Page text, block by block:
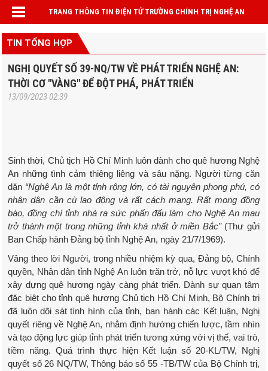
TRANG THÔNG TIN ĐIỆN TỬ TRƯỜNG CHÍNH TRỊ NGHỆ AN
TIN TỔNG HỢP
NGHỊ QUYẾT SỐ 39-NQ/TW VỀ PHÁT TRIỂN NGHỆ AN:
THỜI CƠ "VÀNG" ĐỂ ĐỘT PHÁ, PHÁT TRIỂN
13/09/2023 02:39
Sinh thời, Chủ tịch Hồ Chí Minh luôn dành cho quê hương Nghệ
An những tình cảm thiêng liêng và sâu nặng. Người từng căn
dặn “Nghệ An là một tỉnh rộng lớn, có tài nguyên phong phú, có
nhân dân cần cù lao động và rất cách mạng. Rất mong đồng
bào, đồng chí tỉnh nhà ra sức phấn đấu làm cho Nghệ An mau
trở thành một trong những tỉnh khá nhất ở miền Bắc”(Thư gửi
Ban Chấp hành Đảng bộ tỉnh Nghệ An, ngày 21/7/1969).
Vâng theo lời Người, trong nhiều nhiệm kỳ qua, Đảng bộ, Chính
quyền, Nhân dân tỉnh Nghệ An luôn trăn trở, nỗ lực vượt khó để
xây dựng quê hương ngày càng phát triển. Dành sự quan tâm
đặc biệt cho tỉnh quê hương Chủ tịch Hồ Chí Minh, Bộ Chính trị
đã luôn dõi sát tình hình của tỉnh, ban hành các Kết luận, Nghị
quyết riêng về Nghệ An, nhằm định hướng chiến lược, tầm nhìn
và tạo động lực giúp tỉnh phát triển tương xứng với vị thế, vai trò,
tiềm năng. Quá trình thực hiện Kết luận số 20-KL/TW, Nghị
quyết số 26 NQ/TW, Thông báo số 55 -TB/TW của Bộ Chính trị,